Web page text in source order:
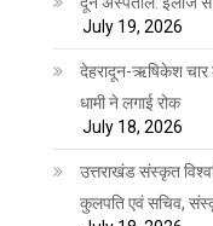
July 19, 2026
देहरादून-ऋषिकेश चार
धामी ने लगाई रोक
July 18, 2026
उत्तराखंड संस्कृत
कुलपति एवं सचिव,